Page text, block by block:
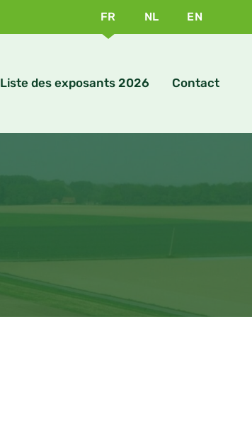
FR NL EN
Liste des exposants 2026 Contact